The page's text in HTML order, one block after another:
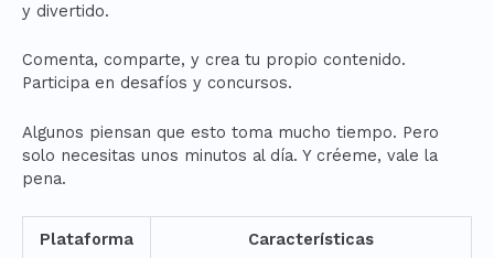
y divertido.
Comenta, comparte, y crea tu propio contenido.
Participa en desafíos y concursos.
Algunos piensan que esto toma mucho tiempo. Pero
solo necesitas unos minutos al día. Y créeme, vale la
pena.
Plataforma Características